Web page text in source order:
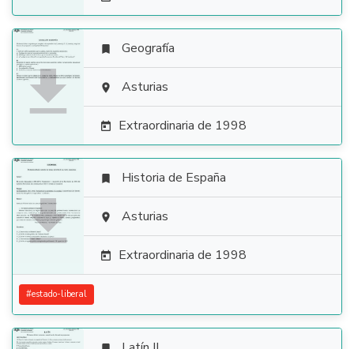

 Geografía
 Asturias
 Extraordinaria de 1998

 Historia de España
 Asturias
 Extraordinaria de 1998
#estado-liberal